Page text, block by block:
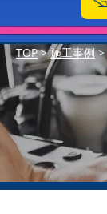
TOP>施工事例>